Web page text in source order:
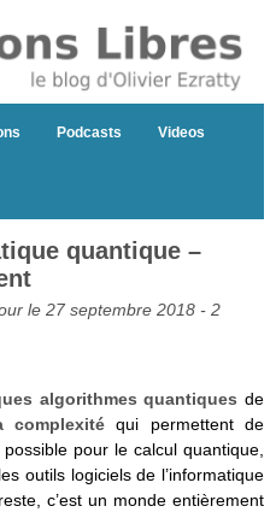
Podcasts Videos
quantique –
le 27 septembre 2018 - 2
algorithmes quantiques de
complexité qui permettent de
pour le calcul quantique,
outils logiciels de l’informatique
c’est un monde entièrement